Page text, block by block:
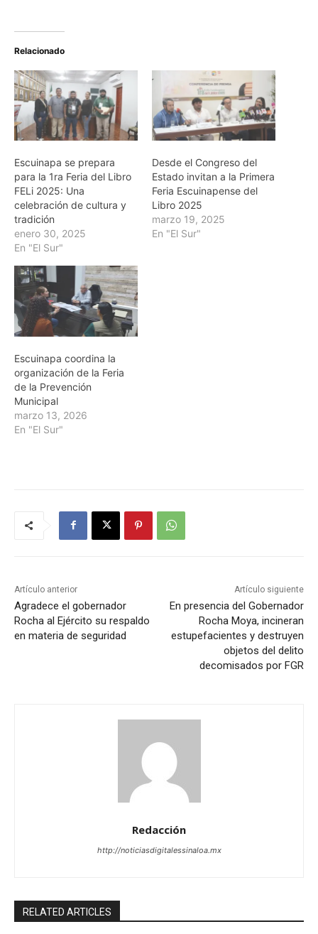
Relacionado
Escuinapa se prepara
para la 1ra Feria del Libro
FELi 2025: Una
celebración de cultura y
tradición
enero 30, 2025
En "El Sur"
Desde el Congreso del
Estado invitan a la Primera
Feria Escuinapense del
Libro 2025
marzo 19, 2025
En "El Sur"
Escuinapa coordina la
organización de la Feria
de la Prevención
Municipal
marzo 13, 2026
En "El Sur"
Artículo anterior
Agradece el gobernador
Rocha al Ejército su respaldo
en materia de seguridad
Artículo siguiente
En presencia del Gobernador
Rocha Moya, incineran
estupefacientes y destruyen
objetos del delito
decomisados por FGR
Redacción
http://noticiasdigitalessinaloa.mx
RELATED ARTICLES